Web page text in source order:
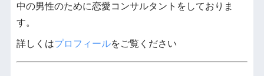
中の男性のために恋愛コンサルタントをしておりま
す。
詳しくはプロフィールをご覧ください